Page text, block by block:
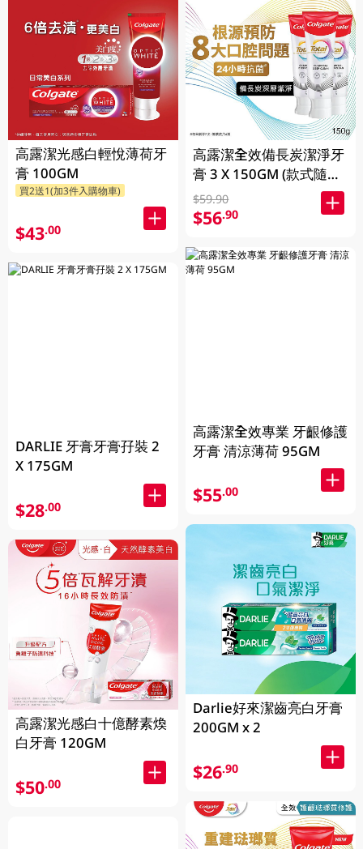
高露潔光感白輕悅薄荷牙
膏 100GM
買2送1(加3件入購物車)
$43.00
DARLIE 牙膏牙膏孖裝 2
X 175GM
$28.00
高露潔光感白十億酵素煥
白牙膏 120GM
$50.00
高露潔全效備長炭潔淨牙
膏 3 X 150GM (款式隨機
發送)
$59.90
$56.90
高露潔全效專業 牙齦修護
牙膏 清涼薄荷 95GM
$55.00
Darlie好來潔齒亮白牙膏
200GM x 2
$26.90